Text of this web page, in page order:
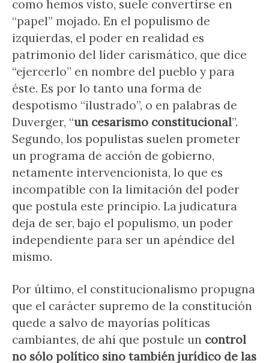
como hemos visto, suele convertirse en
“papel” mojado. En el populismo de
izquierdas, el poder en realidad es
patrimonio del líder carismático, que dice
“ejercerlo” en nombre del pueblo y para
éste. Es por lo tanto una forma de
despotismo “ilustrado”, o en palabras de
Duverger, “un cesarismo constitucional”.
Segundo, los populistas suelen prometer
un programa de acción de gobierno,
netamente intervencionista, lo que es
incompatible con la limitación del poder
que postula este principio. La judicatura
deja de ser, bajo el populismo, un poder
independiente para ser un apéndice del
mismo.
Por último, el constitucionalismo propugna
que el carácter supremo de la constitución
quede a salvo de mayorías políticas
cambiantes, de ahí que postule un control
no sólo político sino también jurídico de las